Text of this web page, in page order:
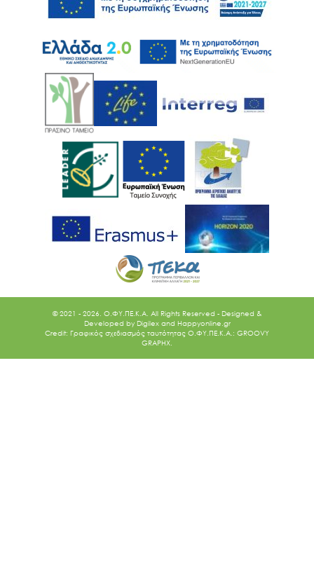
© 2021 - 2026. O.ΦΥ.ΠΕ.Κ.Α. All Rights Reserved - Designed &
Developed by Digilex and Happyonline.gr
Credit: Γραφικός σχεδιασμός ταυτότητας Ο.ΦΥ.ΠΕ.Κ.Α.: GROOVY
GRAPHX.